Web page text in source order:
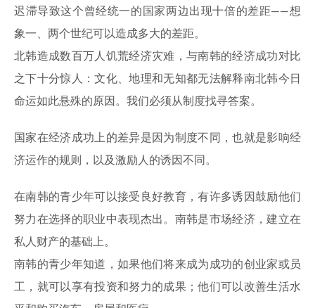
迟滞导致这个曾经统一的国家两边出现十倍的差距——想
象一、两个世纪可以造成多大的差距。
北韩造成数百万人饥荒经济灾难，与南韩的经济成功对比
之下十分惊人：文化、地理和无知都无法解释南北韩今日
命运如此悬殊的原因。我们必须从制度找寻答案。
国家在经济成功上的差异是因为制度不同，也就是影响经
济运作的规则，以及激励人的诱因不同。
在南韩的青少年可以接受良好教育，有许多诱因鼓励他们
努力在选择的职业中表现杰出。南韩是市场经济，建立在
私人财产的基础上。
南韩的青少年知道，如果他们将来成为成功的创业家或员
工，就可以享有投资和努力的成果；他们可以改善生活水